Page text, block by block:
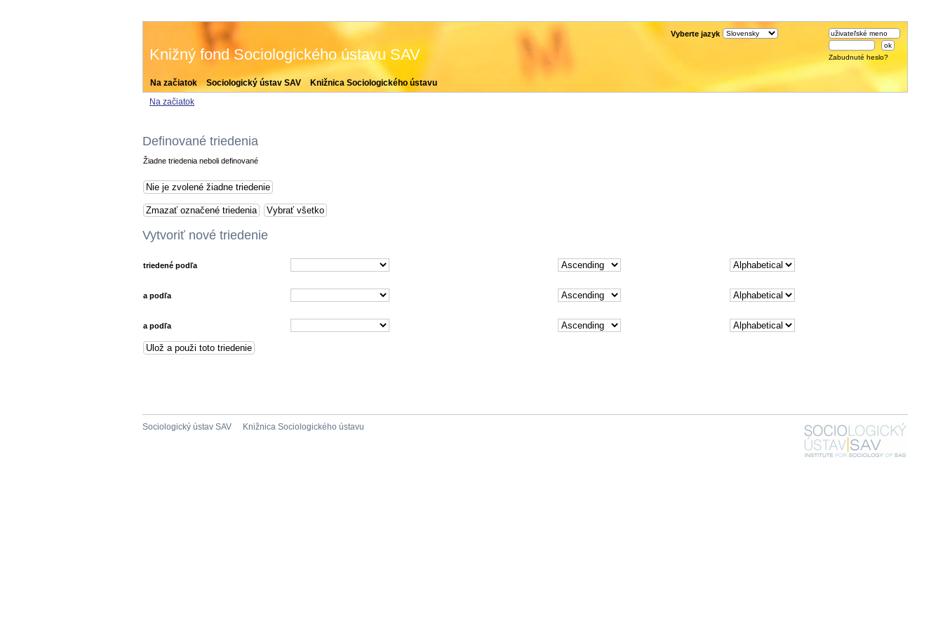
Na začiatok Sociologický ústav SAV Knižnica Sociologického ústavu
Knižný fond Sociologického ústavu SAV
Na začiatok
Definované triedenia
Žiadne triedenia neboli definované
Vytvoriť nové triedenie
triedené podľa
a podľa
a podľa
Sociologický ústav SAV Knižnica Sociologického ústavu
Vyberte jazyk
Zabudnuté heslo?